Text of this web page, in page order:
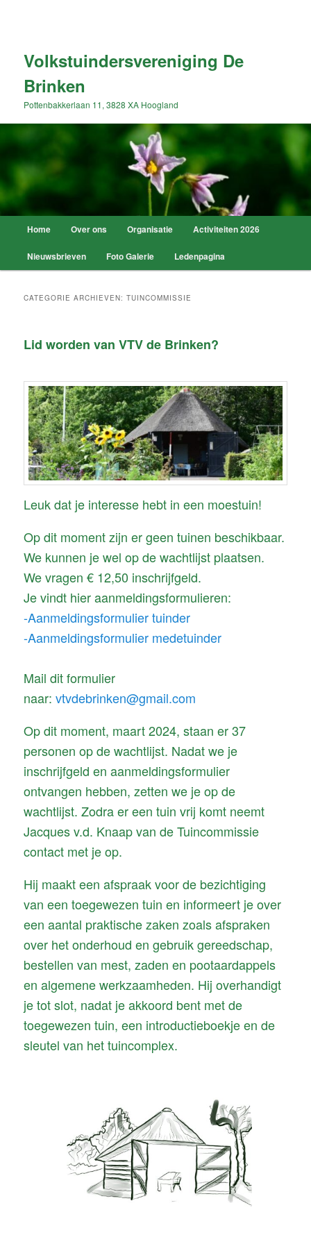
inhoud
inhoudVolkstuindersvereniging De
Brinken
Pottenbakkerlaan 11, 3828 XA Hoogland
Hoofdmenu
Home Over ons Organisatie Activiteiten 2026
Nieuwsbrieven Foto Galerie Ledenpagina
CATEGORIE ARCHIEVEN:TUINCOMMISSIE
Lid worden van VTV de Brinken?
Leuk dat je interesse hebt in een moestuin!
Op dit moment zijn er geen tuinen beschikbaar.
We kunnen je wel op de wachtlijst plaatsen.
We vragen € 12,50 inschrijfgeld.
Je vindt hier aanmeldingsformulieren:
-Aanmeldingsformulier tuinder
-Aanmeldingsformulier medetuinder
Mail dit formulier
naar:vtvdebrinken@gmail.com
Op dit moment, maart 2024, staan er 37
personen op de wachtlijst. Nadat we je
inschrijfgeld en aanmeldingsformulier
ontvangen hebben, zetten we je op de
wachtlijst. Zodra er een tuin vrij komt neemt
Jacques v.d. Knaap van de Tuincommissie
contact met je op.
Hij maakt een afspraak voor de bezichtiging
van een toegewezen tuin en informeert je over
een aantal praktische zaken zoals afspraken
over het onderhoud en gebruik gereedschap,
bestellen van mest, zaden en pootaardappels
en algemene werkzaamheden. Hij overhandigt
je tot slot, nadat je akkoord bent met de
toegewezen tuin, een introductieboekje en de
sleutel van het tuincomplex.